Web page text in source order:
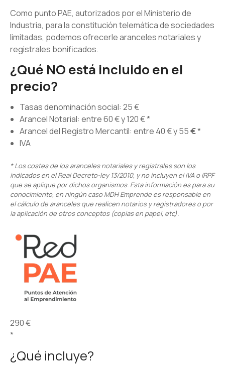
Como punto PAE, autorizados por el Ministerio de
Industria, para la constitución telemática de sociedades
limitadas, podemos ofrecerle aranceles notariales y
registrales bonificados.
¿Qué NO está incluido en el
precio?
Tasas denominación social: 25 €
Arancel Notarial: entre 60 € y 120 € *
Arancel del Registro Mercantil: entre 40 € y 55€*
IVA
* Los costes de los aranceles notariales y registrales son los
indicados en el Real Decreto-ley 13/2010, y no incluyen el IVA o IRPF
que se aplique por dichos organismos. Esta información es para su
conocimiento, en ningún caso MDH Emprende es responsable en
el cálculo de aranceles que realicen notarios y registradores o por
la aplicación de otros conceptos (copias en papel, etc).
290 €
*
¿Qué incluye?